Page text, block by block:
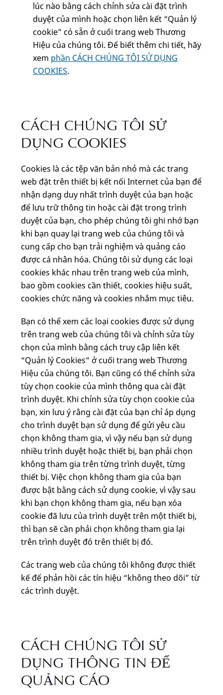
lúc nào bằng cách chỉnh sửa cài đặt trình
duyệt của mình hoặc chọn liên kết “Quản lý
cookie” có sẵn ở cuối trang web Thương
Hiệu của chúng tôi. Để biết thêm chi tiết, hãy
xem phần CÁCH CHÚNG TÔI SỬ DỤNG
COOKIES.
CÁCH CHÚNG TÔI SỬ
DỤNG COOKIES
Cookies là các tệp văn bản nhỏ mà các trang
web đặt trên thiết bị kết nối Internet của bạn để
nhận dạng duy nhất trình duyệt của bạn hoặc
để lưu trữ thông tin hoặc cài đặt trong trình
duyệt của bạn, cho phép chúng tôi ghi nhớ bạn
khi bạn quay lại trang web của chúng tôi và
cung cấp cho bạn trải nghiệm và quảng cáo
được cá nhân hóa. Chúng tôi sử dụng các loại
cookies khác nhau trên trang web của mình,
bao gồm cookies cần thiết, cookies hiệu suất,
cookies chức năng và cookies nhắm mục tiêu.
Bạn có thể xem các loại cookies được sử dụng
trên trang web của chúng tôi và chỉnh sửa tùy
chọn của mình bằng cách truy cập liên kết
“Quản lý Cookies” ở cuối trang web Thương
Hiệu của chúng tôi. Bạn cũng có thể chỉnh sửa
tùy chọn cookie của mình thông qua cài đặt
trình duyệt. Khi chỉnh sửa tùy chọn cookie của
bạn, xin lưu ý rằng cài đặt của bạn chỉ áp dụng
cho trình duyệt bạn sử dụng để gửi yêu cầu
chọn không tham gia, vì vậy nếu bạn sử dụng
nhiều trình duyệt hoặc thiết bị, bạn phải chọn
không tham gia trên từng trình duyệt, từng
thiết bị. Việc chọn không tham gia của bạn
được bật bằng cách sử dụng cookie, vì vậy sau
khi bạn chọn không tham gia, nếu bạn xóa
cookie đã lưu của trình duyệt trên một thiết bị,
thì bạn sẽ cần phải chọn không tham gia lại
trên trình duyệt đó trên thiết bị đó.
Các trang web của chúng tôi không được thiết
kế để phản hồi các tín hiệu “không theo dõi” từ
các trình duyệt.
CÁCH CHÚNG TÔI SỬ
DỤNG THÔNG TIN ĐỂ
QUẢNG CÁO